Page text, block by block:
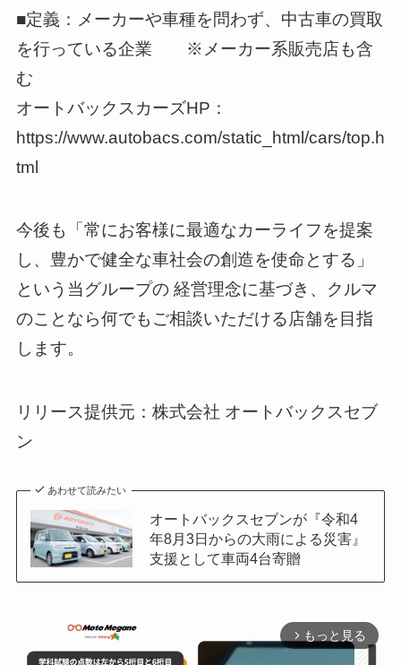
■定義：メーカーや車種を問わず、中古車の買取
を行っている企業 ※メーカー系販売店も含
む
オートバックスカーズHP：
https://www.autobacs.com/static_html/cars/top.h
tml
今後も「常にお客様に最適なカーライフを提案
し、豊かで健全な車社会の創造を使命とする」
という当グループの 経営理念に基づき、クルマ
のことなら何でもご相談いただける店舗を目指
します。
リリース提供元：株式会社 オートバックスセブ
ン
あわせて読みたい
オートバックスセブンが『令和4
年8月3日からの大雨による災害』
支援として車両4台寄贈
arrow_forward_ios もっと見る